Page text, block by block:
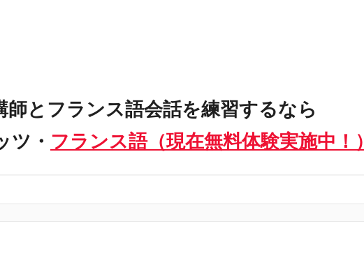
師とフランス語会話を練習するなら
ツ・ フランス語（現在無料体験実施中！）